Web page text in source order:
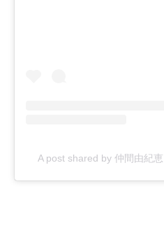
A post shared by 仲間由紀